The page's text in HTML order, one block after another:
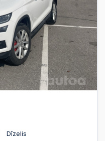
Dīzelis